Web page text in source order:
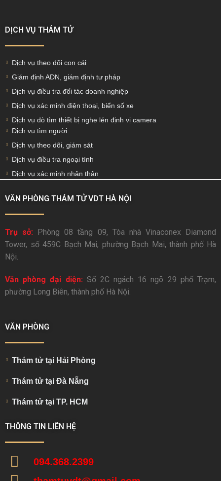
DỊCH VỤ THÁM TỬ
Dịch vụ theo dõi con cái
Giám định ADN, giám định tư pháp
Dịch vụ điều tra đối tác doanh nghiệp
Dịch vụ xác minh điện thoại, biển số xe
Dịch vụ dò tìm thiết bị nghe lén định vị camera
Dịch vụ tìm người
Dịch vụ theo dõi, giám sát
Dịch vụ điều tra ngoại tình
Dịch vụ xác minh nhân thân
VĂN PHÒNG THÁM TỬ VDT HÀ NỘI
Trụ sở:
Phòng 08 tầng 09, Tòa nhà Vinaconex Diamond
Tower, số 459C Bạch Mai, phường Bạch Mai, thành phố Hà
Nội.
Văn phòng đại diện: Số 2C ngách 16 ngõ 29 phố Trạm,
phường Long Biên, thành phố Hà Nội.
VĂN PHÒNG
Thám tử tại Hải Phòng
Thám tử tại Đà Nẵng
Thám tử tại TP. HCM
THÔNG TIN LIÊN HỆ
094.368.2399